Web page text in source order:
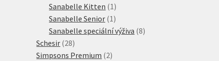
produktů
Sanabelle Kitten 1 1
produkt
Sanabelle Senior 1 1
produkt
Sanabelle speciální výživa 88
Schesir 2828
produktů
Simpsons Premium 22